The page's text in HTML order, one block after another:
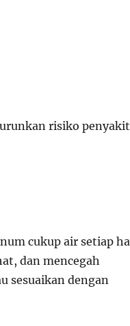
risiko penyakit
cukup air setiap
dan mencegah
sesuaikan dengan